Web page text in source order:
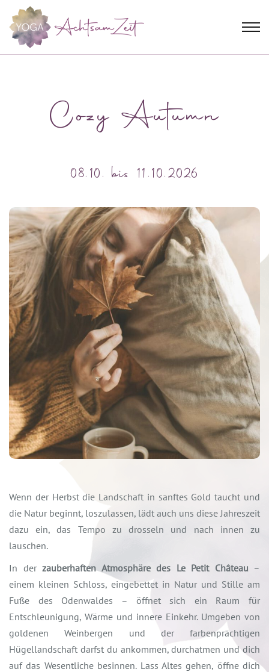
Cozy Autumn
08.10. bis 11.10.2026
Wenn der Herbst die Landschaft in sanftes Gold taucht und
die Natur beginnt, loszulassen, lädt auch uns diese Jahreszeit
dazu ein, das Tempo zu drosseln und nach innen zu
lauschen.
In der zauberhaften Atmosphäre des Le Petit Château–
einem kleinen Schloss, eingebettet in Natur und Stille am
Fuße des Odenwaldes – öffnet sich ein Raum für
Entschleunigung, Wärme und innere Einkehr. Umgeben von
goldenen Weinbergen und der farbenprächtigen
Hügellandschaft darfst du ankommen, durchatmen und dich
auf das Wesentliche besinnen. Lass Altes gehen, öffne dich